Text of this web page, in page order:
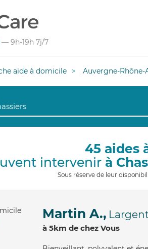
— 9h-19h 7j/7
aide à domicile Auvergne-Rhône-
45 aides
intervenir à
Sous réserve de leur
Martin A.,
à 5km de chez Vous